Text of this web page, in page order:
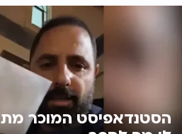
הסטנדאפיסט המוכר